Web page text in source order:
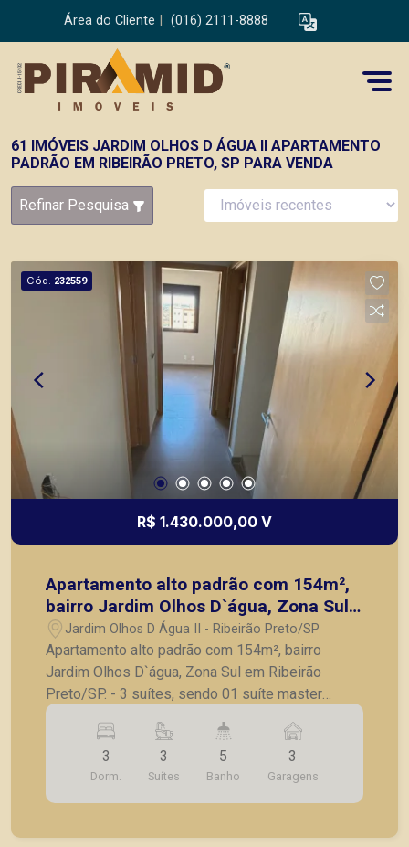
Área do Cliente (016) 2111-8888
61 IMÓVEIS JARDIM OLHOS D ÁGUA II APARTAMENTO
PADRÃO EM RIBEIRÃO PRETO, SP PARA VENDA
Refinar Pesquisa
Cód. 232559
R$ 1.430.000,00 V
Apartamento alto padrão com 154m²,
bairro Jardim Olhos D`água, Zona Sul
em Ribeirão Preto/SP.
Jardim Olhos D Água II - Ribeirão Preto/SP
Apartamento alto padrão com 154m², bairro
Jardim Olhos D`água, Zona Sul em Ribeirão
Preto/SP. - 3 suítes, sendo 01 suíte master
banheiro Sr e Sra - Sala ampla; - Área gourmet ; -
Cozinha ; - Lavanderia; - 03 vagas paralelas. A
Piramid tem como objetivo atender seus clientes
com agilidade e segurança, em locação, vendas
de imóveis prontos, usados ou mesmo nos
3
Dorm.
3
Suítes
5
Banho
3
Garagens